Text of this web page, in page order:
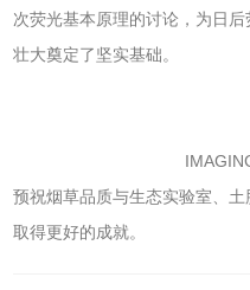
次荧光基本原理的讨论，为日
壮大奠定了坚实基础。
预祝烟草品质与生态实验室、
取得更好的成就。